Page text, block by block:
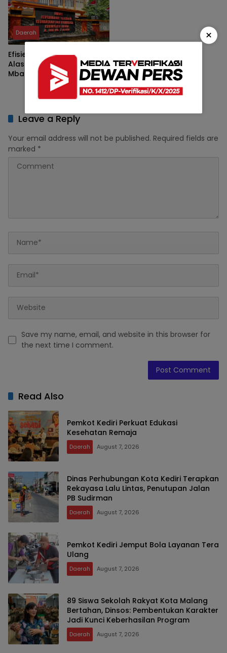
Daerah
Efisiensi Anggaran Jadi
Alasan, Pemilihan Kakang
Mbakyu Blora 2026
Leave a Reply
Your email address will not be published. Required fields are
marked *
Save my name, email, and website in this browser for
the next time I comment.
Read Also
Pemkot Kediri Perkuat Edukasi
Kesehatan Remaja
Daerah August 7, 2026
Dinas Perhubungan Kota Kediri Terapkan
Rekayasa Lalu Lintas, Penutupan Jalan
PB Sudirman
Daerah August 7, 2026
Pemkot Kediri Jemput Bola Layanan Tera
Ulang
Daerah August 7, 2026
89 Siswa Sekolah Rakyat Kota Malang
Bertahan, Dinsos: Pembentukan Karakter
Jadi Kunci Keberhasilan Program
Daerah August 7, 2026
×